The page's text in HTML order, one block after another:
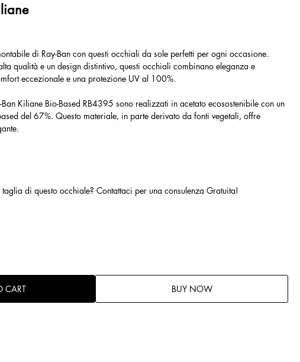
di Ray-Ban con questi occhiali da sole perfetti per ogni occasione.
qualità e un design distintivo, questi occhiali combinano eleganza e
eccezionale e una protezione UV al 100%.
Kiliane Bio-Based RB4395 sono realizzati in acetato ecosostenibile con un
del 67%. Questo materiale, in parte derivato da fonti vegetali, offre
di questo occhiale? Contattaci per una consulenza Gratuita!
CART BUY NOW